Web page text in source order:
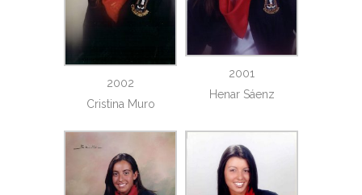
2002
Cristina Muro
2001
Henar Sáenz